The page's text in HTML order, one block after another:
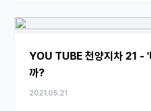
YOU TUBE 천양지차 21 - '
까?
2021.05.21